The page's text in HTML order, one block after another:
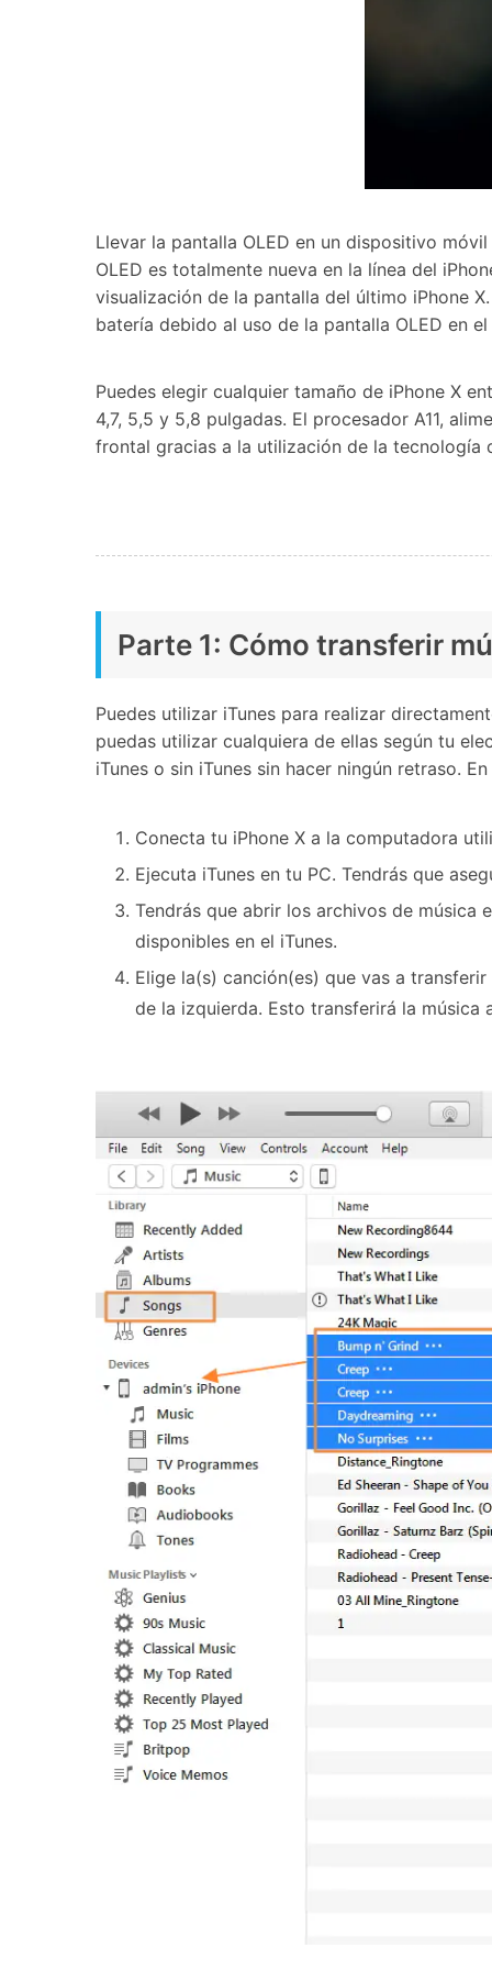
Llevar la pantalla OLED en un dispositivo
OLED es totalmente nueva en la línea del
visualización de la pantalla del último iPhone
batería debido al uso de la pantalla OLED en el
Puedes elegir cualquier tamaño de iPhone X
4,7, 5,5 y 5,8 pulgadas. El procesador A11,
frontal gracias a la utilización de la tecnología
Parte 1: Cómo transferir
Puedes utilizar iTunes para realizar
puedas utilizar cualquiera de ellas según tu
iTunes o sin iTunes sin hacer ningún retraso.
Conecta tu iPhone X a la computadora
Ejecuta iTunes en tu PC. Tendrás que
Tendrás que abrir los archivos de música
disponibles en el iTunes.
Elige la(s) canción(es) que vas a
de la izquierda. Esto transferirá la música